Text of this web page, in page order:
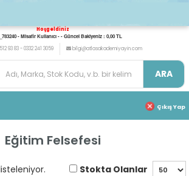
Hoşgeldiniz
- Misafir Kullanıcı - - Güncel Bakiyeniz : 0,00 TL
93 83 - 0332 241 3059
bilgi@atlasakademiyayin.com
ARA
Çıkış Yap
Eğitim Felsefesi
Stokta Olanlar